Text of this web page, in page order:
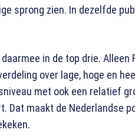
sprong zien. In dezelfde
in de top drie. Alleen
over lage, hoge en
met ook een relatief
Dat maakt de Nederlandse